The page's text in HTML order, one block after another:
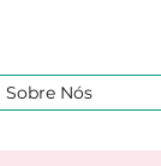
Sobre Nós